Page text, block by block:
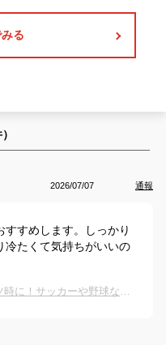
る
2026/07/07 通報
すすめします。しっかり
冷たくて気持ちがいいの
熱中症対策グッズ｜子供のスポーツ時に！サッカーや野球など屋外の暑さ用冷却アイテムのおすすめは？